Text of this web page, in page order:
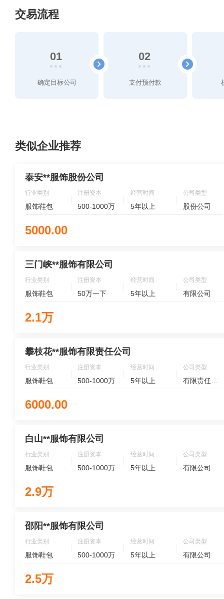
交易流程
01
确定目标公司
02
支付预付款
类似企业推荐
泰安**服饰股份公司
行业类别
服饰鞋包
注册资本
500-1000万
经营时间
5年以上
公司类型
股份公司
5000.00
三门峡**服饰有限公司
行业类别
服饰鞋包
注册资本
50万一下
经营时间
5年以上
公司类型
有限公司
2.1万
攀枝花**服饰有限责任公司
行业类别
服饰鞋包
注册资本
500-1000万
经营时间
5年以上
公司类型
有限责任公司
6000.00
白山**服饰有限公司
行业类别
服饰鞋包
注册资本
500-1000万
经营时间
5年以上
公司类型
有限公司
2.9万
邵阳**服饰有限公司
行业类别
服饰鞋包
注册资本
500-1000万
经营时间
5年以上
公司类型
有限公司
2.5万